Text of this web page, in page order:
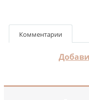
Комментарии